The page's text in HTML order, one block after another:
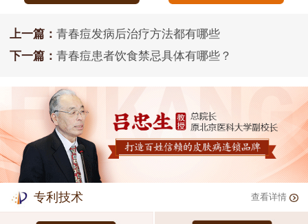
上一篇： 青春痘发病后治疗方法都有哪些
下一篇： 青春痘患者饮食禁忌具体有哪些？
专利技术 查看详情